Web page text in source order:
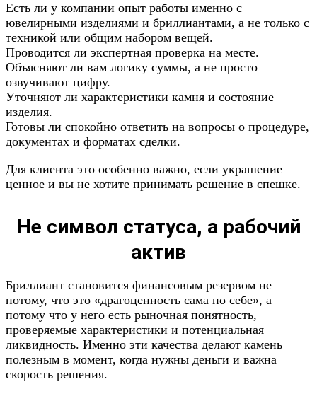
Есть ли у компании опыт работы именно с
ювелирными изделиями и бриллиантами, а не только с
техникой или общим набором вещей.
Проводится ли экспертная проверка на месте.
Объясняют ли вам логику суммы, а не просто
озвучивают цифру.
Уточняют ли характеристики камня и состояние
изделия.
Готовы ли спокойно ответить на вопросы о процедуре,
документах и форматах сделки.
Для клиента это особенно важно, если украшение
ценное и вы не хотите принимать решение в спешке.
Не символ статуса, а рабочий
актив
Бриллиант становится финансовым резервом не
потому, что это «драгоценность сама по себе», а
потому что у него есть рыночная понятность,
проверяемые характеристики и потенциальная
ликвидность. Именно эти качества делают камень
полезным в момент, когда нужны деньги и важна
скорость решения.